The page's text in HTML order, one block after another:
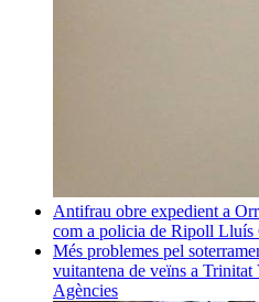
Antifrau obre expedient a
com a policia de Ripoll Lluís
Més problemes pel
vuitantena de veïns a
Agències